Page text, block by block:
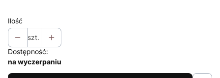
Ilość
szt.
Dostępność:
na wyczerpaniu